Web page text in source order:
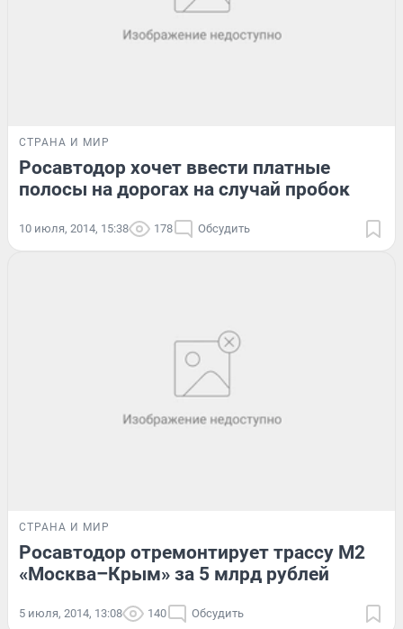
СТРАНА И МИР
Росавтодор хочет ввести платные
полосы на дорогах на случай пробок
10 июля, 2014, 15:38 178 Обсудить
СТРАНА И МИР
Росавтодор отремонтирует трассу М2
«Москва–Крым» за 5 млрд рублей
5 июля, 2014, 13:08 140 Обсудить